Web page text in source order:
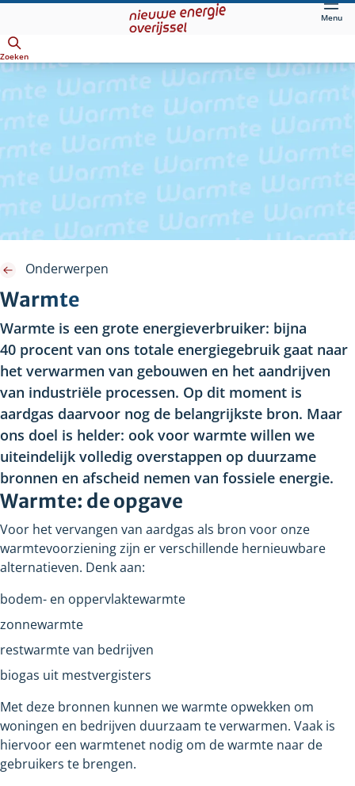
hoofdinhoud
Menu
Zoeken
Warmte
Onderwerpen
Warmte is een grote energieverbruiker: bijna
40 procent van ons totale energiegebruik gaat naar
het verwarmen van gebouwen en het aandrijven
van industriële processen. Op dit moment is
aardgas daarvoor nog de belangrijkste bron. Maar
ons doel is helder: ook voor warmte willen we
uiteindelijk volledig overstappen op duurzame
bronnen en afscheid nemen van fossiele energie.
Warmte: de opgave
Voor het vervangen van aardgas als bron voor onze
warmtevoorziening zijn er verschillende hernieuwbare
alternatieven. Denk aan:
bodem- en oppervlaktewarmte
zonnewarmte
restwarmte van bedrijven
biogas uit mestvergisters
Met deze bronnen kunnen we warmte opwekken om
woningen en bedrijven duurzaam te verwarmen. Vaak is
hiervoor een warmtenet nodig om de warmte naar de
gebruikers te brengen.